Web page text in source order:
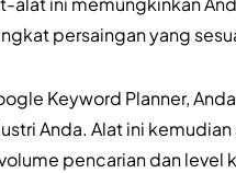
persaingan yang
Keyword Planner,
Anda. Alat ini
pencarian dan level